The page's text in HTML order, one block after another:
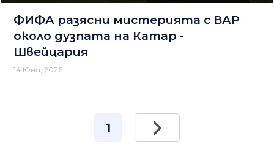
ФИФА разясни мистерията с ВАР
около дузпата на Катар -
Швейцария
14 Юни, 2026
1